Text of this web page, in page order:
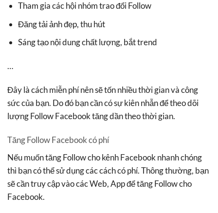
Tham gia các hội nhóm trao đổi Follow
Đăng tải ảnh đẹp, thu hút
Sáng tạo nội dung chất lượng, bắt trend
…
Đây là cách miễn phí nên sẽ tốn nhiều thời gian và công
sức của bạn. Do đó bạn cần có sự kiên nhẫn để theo dõi
lượng Follow Facebook tăng dần theo thời gian.
Tăng Follow Facebook có phí
Nếu muốn tăng Follow cho kênh Facebook nhanh chóng
thì bạn có thể sử dụng các cách có phí. Thông thường, bạn
sẽ cần truy cập vào các Web, App để tăng Follow cho
Facebook.